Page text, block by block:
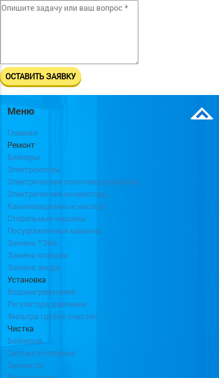
Меню
Главная
Ремонт
Бойлеры
Электрокотлы
Электрические полотенцесушители
Электрические конвекторы
Канализационные насосы
Стиральные машины
Посудомоечные машины
Замена ТЭНа
Замена клапана
Замена анода
Установка
Водонагревателей
Регулятора давления
Фильтра грубой очистки
Чистка
Бойлеров
Систем отопления
Запчасти